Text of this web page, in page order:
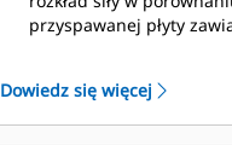
Możesz załadować
pozwalają utrzymać
materiału w łyżce
przyspawanej płyty
odpornej na ścieranie
zwłaszcza w przypadku
Dowiedz się więcej